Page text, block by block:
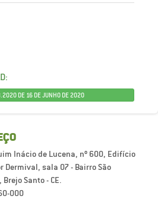
DE 16 DE JUNHO DE 2020
Inácio de Lucena, nº 600, Edifício
Dermival, sala 07 - Bairro São
Santo - CE.
000